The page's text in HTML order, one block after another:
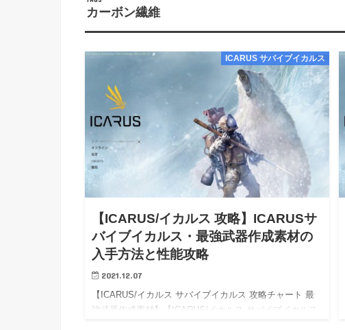
カーボン繊維
ICARUS サバイブイカルス
【ICARUS/イカルス 攻略】ICARUSサ
バイブイカルス・最強武器作成素材の
入手方法と性能攻略
2021.12.07
【ICARUS/イカルス サバイブイカルス 攻略チャート 最
強武器作成素材】【ICARUS/イカルス サバイブイカルス